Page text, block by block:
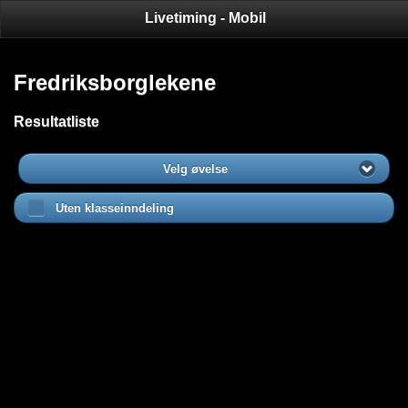
Livetiming - Mobil
Fredriksborglekene
Resultatliste
Velg øvelse
Uten klasseinndeling